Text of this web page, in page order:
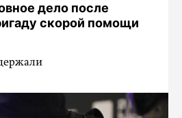
дело после
скорой помощи